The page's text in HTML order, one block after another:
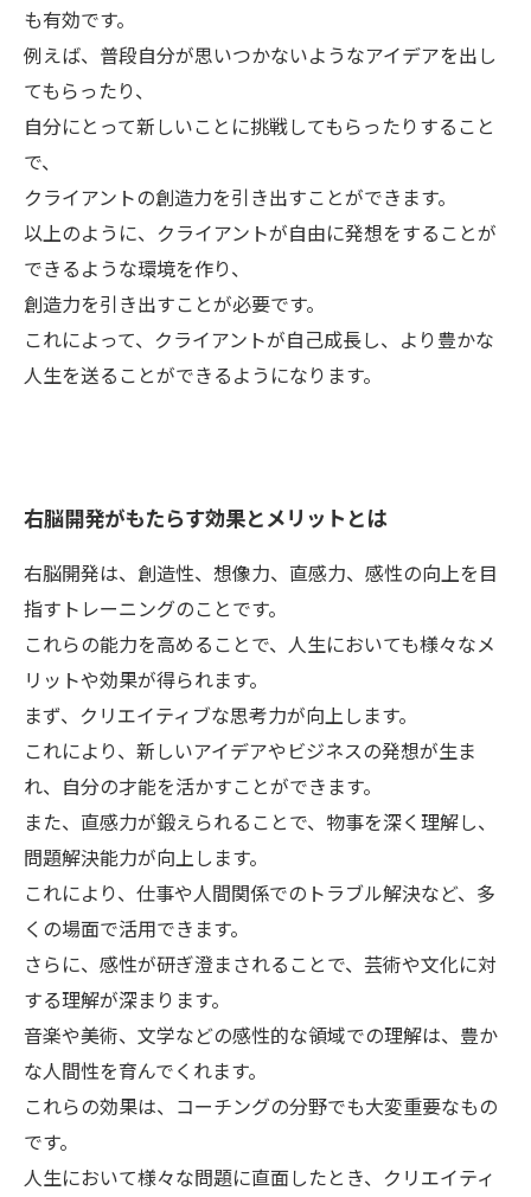
も有効です。
例えば、普段自分が思いつかないようなアイデアを出し
てもらったり、
自分にとって新しいことに挑戦してもらったりすること
で、
クライアントの創造力を引き出すことができます。
以上のように、クライアントが自由に発想をすることが
できるような環境を作り、
創造力を引き出すことが必要です。
これによって、クライアントが自己成長し、より豊かな
人生を送ることができるようになります。
右脳開発がもたらす効果とメリットとは
右脳開発は、創造性、想像力、直感力、感性の向上を目
指すトレーニングのことです。
これらの能力を高めることで、人生においても様々なメ
リットや効果が得られます。
まず、クリエイティブな思考力が向上します。
これにより、新しいアイデアやビジネスの発想が生ま
れ、自分の才能を活かすことができます。
また、直感力が鍛えられることで、物事を深く理解し、
問題解決能力が向上します。
これにより、仕事や人間関係でのトラブル解決など、多
くの場面で活用できます。
さらに、感性が研ぎ澄まされることで、芸術や文化に対
する理解が深まります。
音楽や美術、文学などの感性的な領域での理解は、豊か
な人間性を育んでくれます。
これらの効果は、コーチングの分野でも大変重要なもの
です。
人生において様々な問題に直面したとき、クリエイティ